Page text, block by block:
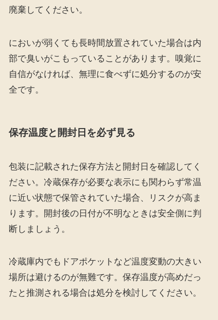
廃棄してください。
においが弱くても長時間放置されていた場合は内
部で臭いがこもっていることがあります。嗅覚に
自信がなければ、無理に食べずに処分するのが安
全です。
保存温度と開封日を必ず見る
包装に記載された保存方法と開封日を確認してく
ださい。冷蔵保存が必要な表示にも関わらず常温
に近い状態で保管されていた場合、リスクが高ま
ります。開封後の日付が不明なときは安全側に判
断しましょう。
冷蔵庫内でもドアポケットなど温度変動の大きい
場所は避けるのが無難です。保存温度が高めだっ
たと推測される場合は処分を検討してください。